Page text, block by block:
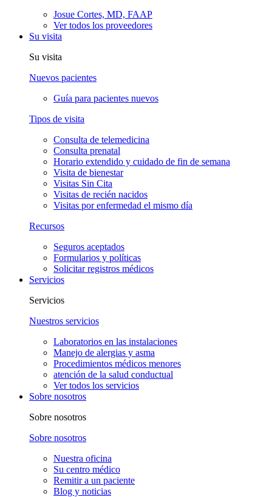
Josue Cortes, MD, FAAP
Ver todos los proveedores
Su visita
Su visita
Nuevos pacientes
Guía para pacientes nuevos
Tipos de visita
Consulta de telemedicina
Consulta prenatal
Horario extendido y cuidado de fin de semana
Visita de bienestar
Visitas Sin Cita
Visitas de recién nacidos
Visitas por enfermedad el mismo día
Recursos
Seguros aceptados
Formularios y políticas
Solicitar registros médicos
Servicios
Servicios
Nuestros servicios
Laboratorios en las instalaciones
Manejo de alergias y asma
Procedimientos médicos menores
atención de la salud conductual
Ver todos los servicios
Sobre nosotros
Sobre nosotros
Sobre nosotros
Nuestra oficina
Su centro médico
Remitir a un paciente
Blog y noticias